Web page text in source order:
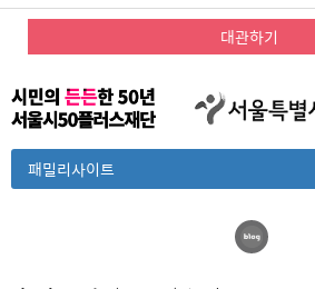
대관하기
패밀리사이트Toggle
Dropdown